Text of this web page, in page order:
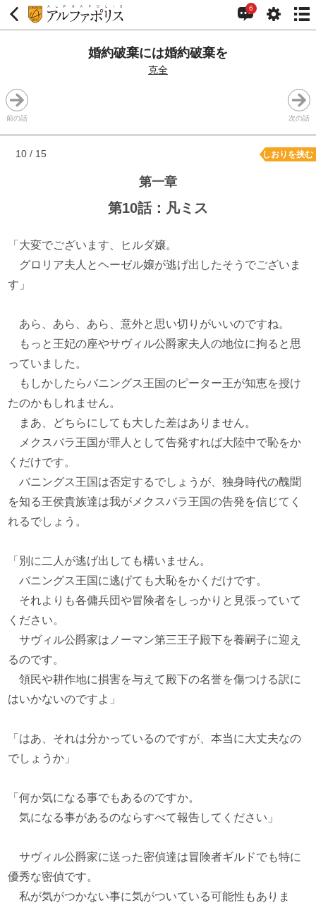
6
婚約破棄には婚約破棄を
克全
前の話 次の話
10 / 15 しおりを挟む
第一章
第10話：凡ミス
「大変でございます、ヒルダ嬢。
グロリア夫人とヘーゼル嬢が逃げ出したそうでございま
す」
あら、あら、あら、意外と思い切りがいいのですね。
もっと王妃の座やサヴィル公爵家夫人の地位に拘ると思
っていました。
もしかしたらバニングス王国のピーター王が知恵を授け
たのかもしれません。
まあ、どちらにしても大した差はありません。
メクスバラ王国が罪人として告発すれば大陸中で恥をか
くだけです。
バニングス王国は否定するでしょうが、独身時代の醜聞
を知る王侯貴族達は我がメクスバラ王国の告発を信じてく
れるでしょう。
「別に二人が逃げ出しても構いません。
バニングス王国に逃げても大恥をかくだけです。
それよりも各傭兵団や冒険者をしっかりと見張っていて
ください。
サヴィル公爵家はノーマン第三王子殿下を養嗣子に迎え
るのです。
領民や耕作地に損害を与えて殿下の名誉を傷つける訳に
はいかないのですよ」
「はあ、それは分かっているのですが、本当に大丈夫なの
でしょうか」
「何か気になる事でもあるのですか。
気になる事があるのならすべて報告してください」
サヴィル公爵家に送った密偵達は冒険者ギルドでも特に
優秀な密偵です。
私が気がつかない事に気がついている可能性もありま